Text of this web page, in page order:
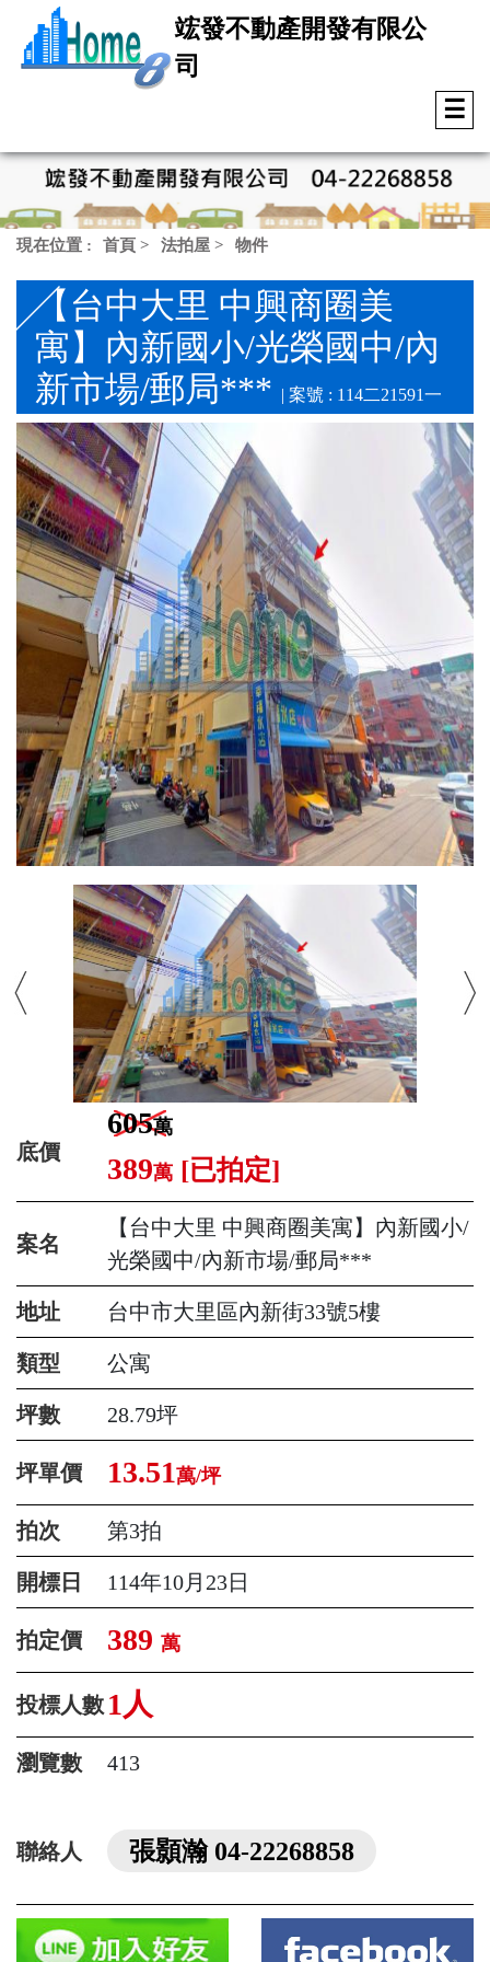
竤發不動產開發有限公
司
☰
現在位置 : 首頁 > 法拍屋 > 物件
【台中大里 中興商圈美
寓】內新國小/光榮國中/內
新市場/郵局*** | 案號 : 114二21591一
底價
605萬
389萬 [已拍定]
案名
【台中大里 中興商圈美寓】內新國小/
光榮國中/內新市場/郵局***
地址 台中市大里區內新街33號5樓
類型 公寓
坪數 28.79坪
坪單價 13.51萬/坪
拍次 第3拍
開標日 114年10月23日
拍定價 389 萬
投標人數 1人
瀏覽數 413
聯絡人 張顥瀚 04-22268858